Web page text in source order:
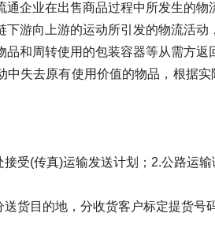
企业在出售商品过程中所发生的物
下游向上游的运动所引发的物流活动
品和周转使用的包装容器等从需方返
中失去原有使用价值的物品，根据
受(传真)运输发送计划；2.公路运
送货目的地，分收货客户标定提货